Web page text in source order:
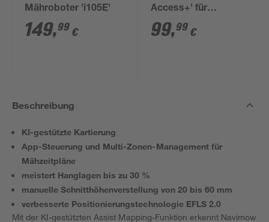
Mähroboter 'i105E'
149,99 €
Access+' für
Mähroboter i-Serie
99,99 €
Beschreibung
KI-gestützte Kartierung
App-Steuerung und Multi-Zonen-Management für
Mähzeitpläne
meistert Hanglagen bis zu 30 %
manuelle Schnitthöhenverstellung von 20 bis 60 mm
verbesserte Positionierungstechnologie EFLS 2.0
Mit der KI-gestützten Assist Mapping-Funktion erkennt Navimow